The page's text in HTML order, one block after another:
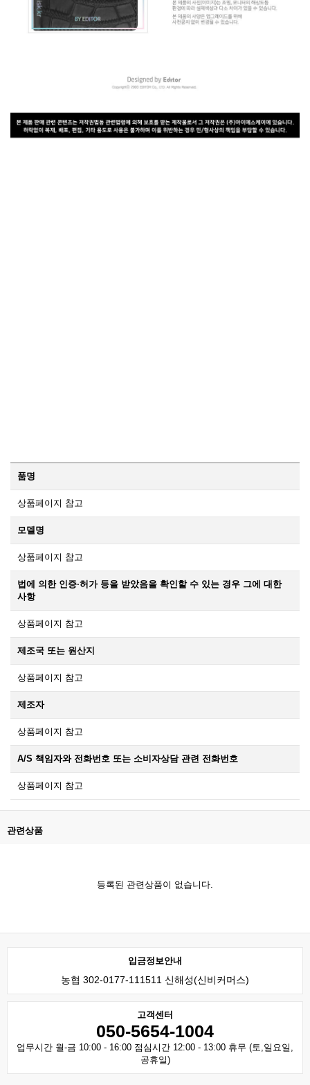
품명
상품페이지 참고
모델명
상품페이지 참고
법에 의한 인증·허가 등을 받았음을 확인할 수 있는 경우 그에 대한
사항
상품페이지 참고
제조국 또는 원산지
상품페이지 참고
제조자
상품페이지 참고
A/S 책임자와 전화번호 또는 소비자상담 관련 전화번호
상품페이지 참고
관련상품
등록된 관련상품이 없습니다.
입금정보안내
농협 302-0177-111511 신해성(신비커머스)
고객센터
050-5654-1004
업무시간 월-금 10:00 - 16:00 점심시간 12:00 - 13:00 휴무 (토,일요일,
공휴일)